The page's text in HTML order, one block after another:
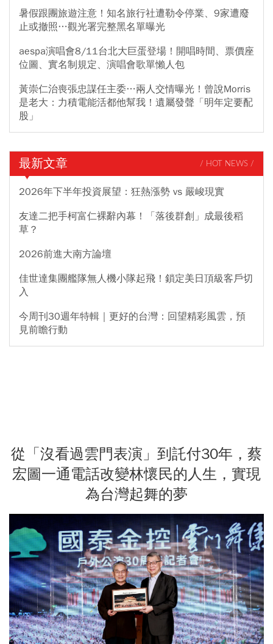
暑假跟團旅遊注意！知名旅行社遭勒令停業、9家遭廢
止或撤照…觀光署完整黑名單曝光
aespa演唱會8/11台北大巨蛋登場！開唱時間、票價座
位圖、實名制規定、演唱會歌單懶人包
黃崇仁治喪張忠謀任主委…兩人交情曝光！曾說Morris
是老大：力積電能活都他幫我！遺屬發聲「明年定要配
股」
最新文章 / HOT NEWS /
2026年下半年投資展望：狂熱漲勢 vs 嚴峻現實
友達二把手柯富仁裸辭內幕！「落後群創」成最後稻
草？
2026前進大南方論壇
佳世達集團艦隊無人機小隊起飛！鎖定美日頂級客戶切
入
今周刊30週年特輯｜更好的台灣：回望精彩風雲，預
見前瞻行動
從「沒看過雲門表演」到託付30年，蔡
宏圖一通電話改變林懷民的人生，實現
為台灣起舞的夢